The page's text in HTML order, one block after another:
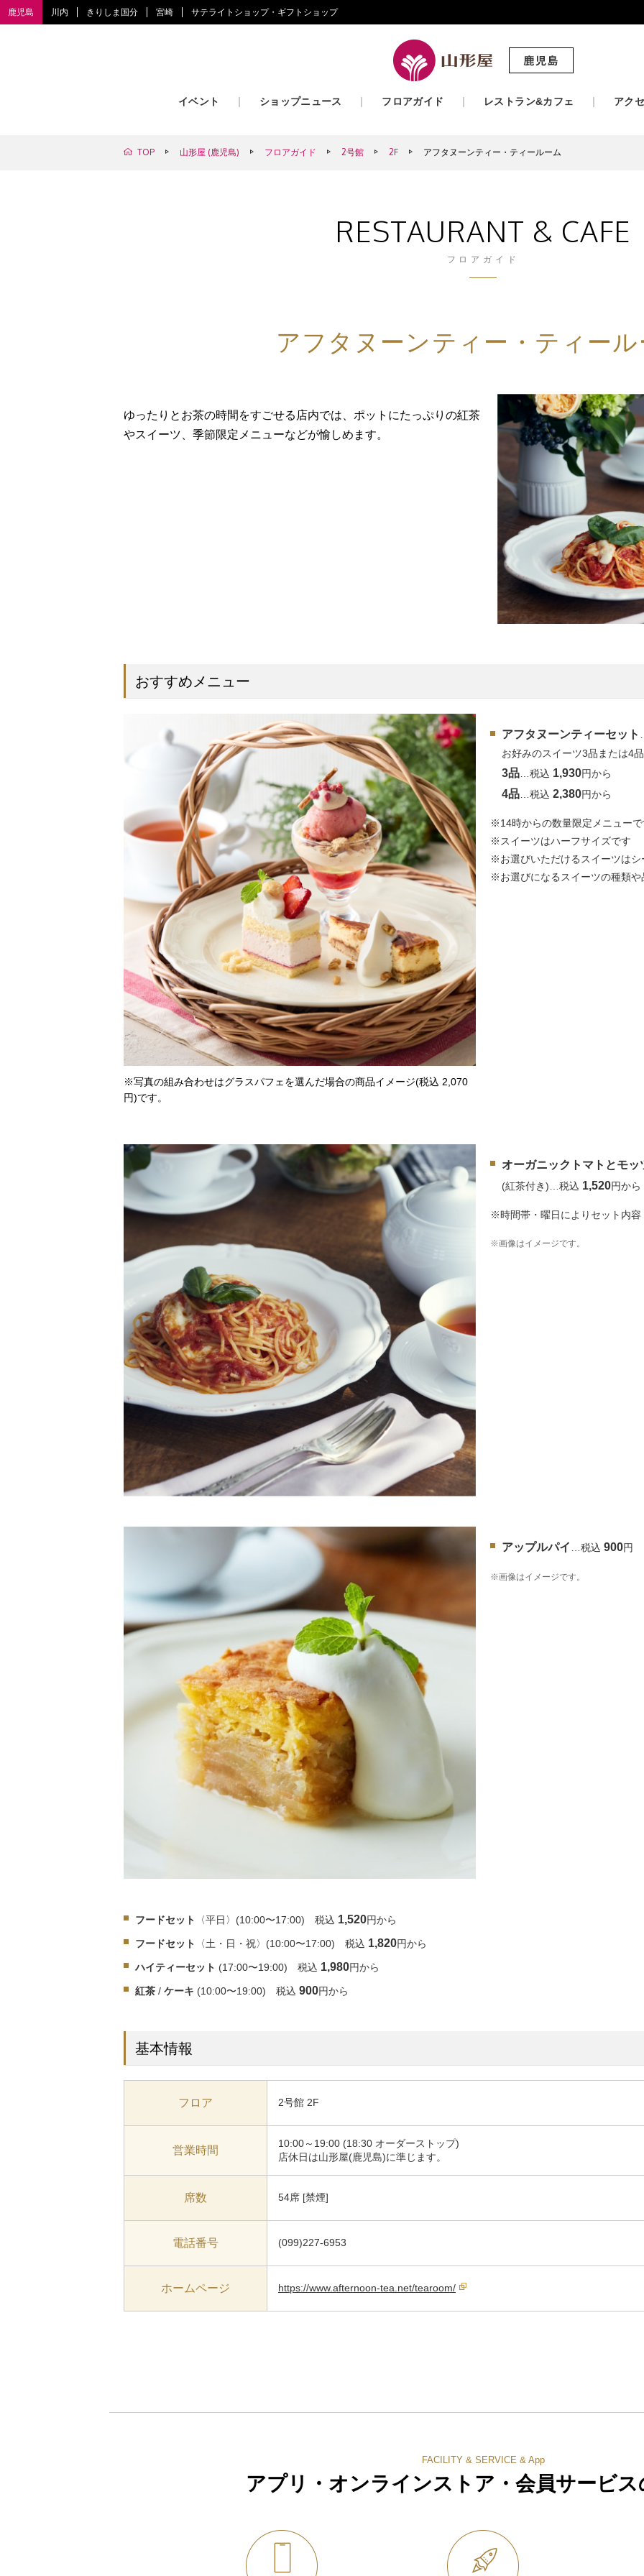
鹿児島 川内 きりしま国分 宮崎 サテライトショップ・ギフトショップ
イベント ショップニュース フロアガイド レストラン&カフェ アク
TOP 山形屋 (鹿児島) フロアガイド 2号館 2F アフタヌーンティー・ティールーム
RESTAURANT & CAFE
フロアガイド
アフタヌーンティー・ティー
ゆったりとお茶の時間をすごせる店内では、ポットにたっぷりの紅茶
やスイーツ、季節限定メニューなどが愉しめます。
おすすめメニュー
※写真の組み合わせはグラスパフェを選んだ場合の商品イメージ(税込 2,070
円)です。
アフタヌーンティーセット
お好みのスイーツ3品または4
3品 …税込 1,930円から
4品 …税込 2,380円から
※14時からの数量限定メニュー
※スイーツはハーフサイズです
※お選びいただけるスイーツは
※お選びになるスイーツの種類
オーガニックトマトとモ
(紅茶付き)…税込 1,520円から
※時間帯・曜日によりセット内容
※画像はイメージです。
アップルパイ …税込 900円
※画像はイメージです。
フードセット 〈平日〉(10:00〜17:00) 税込 1,520円から
フードセット 〈土・日・祝〉(10:00〜17:00) 税込 1,820円から
ハイティーセット (17:00〜19:00) 税込 1,980円から
紅茶 / ケーキ (10:00〜19:00) 税込 900円から
基本情報
フロア 2号館 2F
営業時間
10:00～19:00 (18:30 オーダーストップ)
店休日は山形屋(鹿児島)に準じます。
席数 54席 [禁煙]
電話番号 (099)227-6953
ホームページ https://www.afternoon-tea.net/tearoom/
FACILITY & SERVICE & App
アプリ・オンラインストア・ 会員サービ